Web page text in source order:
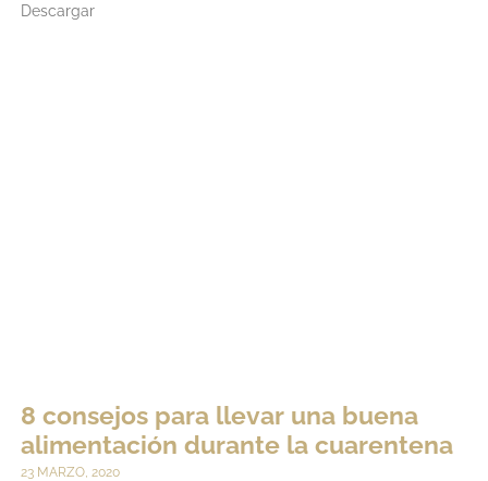
Descargar
8 consejos para llevar una buena
alimentación durante la cuarentena
23 MARZO, 2020